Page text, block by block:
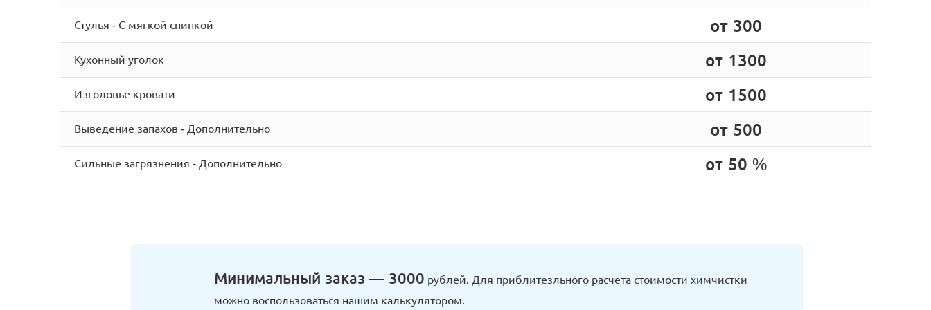
Стулья - С мягкой спинкой от 300
Кухонный уголок от 1300
Изголовье кровати от 1500
Выведение запахов - Дополнительно от 500
Сильные загрязнения - Дополнительно от 50 %
Минимальный заказ — 3000 рублей. Для приблитезльного расчета стоимости химчистки
можно воспользоваться нашим калькулятором.